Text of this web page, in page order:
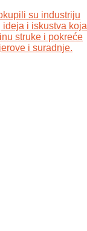
su industriju
i iskustva koja
struke i pokreće
i suradnje.